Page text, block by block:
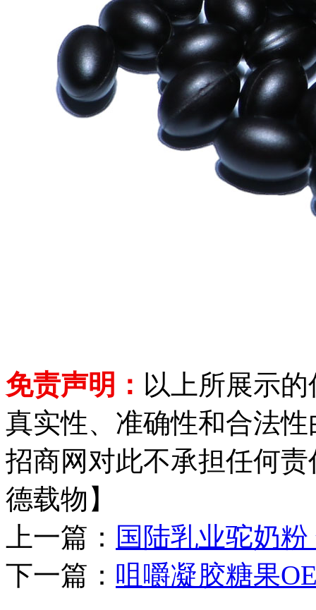
免责声明： 以上所展示
真实性、准确性和合法
招商网对此不承担任何
德载物】
上一篇： 国陆乳业驼奶
下一篇： 咀嚼凝胶糖果